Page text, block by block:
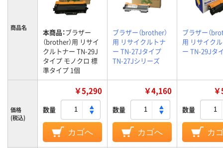
商品名 本商品：ブラザー
（brother）用 リサイ
クルトナー TN-29J
タイプ モノクロ 標
準タイプ 1個
ブラザー（brother）
用 リサイクルトナ
ー TN-27Jタイプ
TN-27Jシリーズ
ブラザー（
用 リサイク
ー TN-29Jタ
価格
(税込)
￥5,290
数量
カゴへ
￥4,160
数量
カゴへ
数量
カ